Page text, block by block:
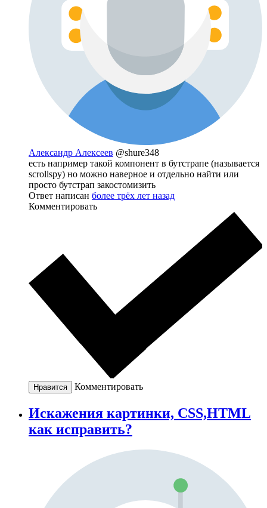
Александр Алексеев @shure348
есть например такой компонент в бутстрапе (называется
scrollspy) но можно наверное и отдельно найти или
просто бутстрап закостомизить
Ответ написан более трёх лет назад
Комментировать
Нравится Комментировать
Искажения картинки, CSS,HTML
как исправить?